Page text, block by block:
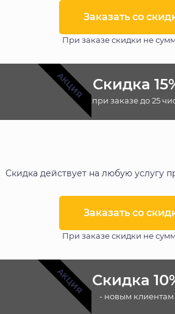
Заказать со
При заказе скидки не
АКЦИЯ Скидка
- при заказе до 25
Скидка действует на любую услугу
Заказать со
При заказе скидки не
АКЦИЯ Скидка
- новым клиентам